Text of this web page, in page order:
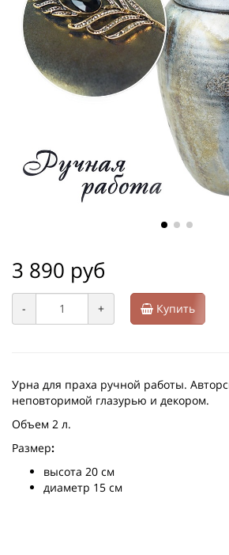
3 890 руб
- + Купить
Урна для праха ручной работы.
неповторимой глазурью и декором.
Объем 2 л.
Размер:
высота 20 см
диаметр 15 см